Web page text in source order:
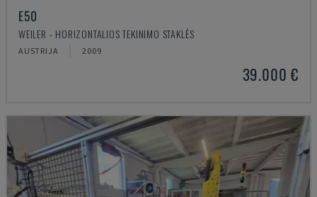
E50
WEILER - HORIZONTALIOS TEKINIMO STAKLĖS
AUSTRIJA 2009
39.000 €